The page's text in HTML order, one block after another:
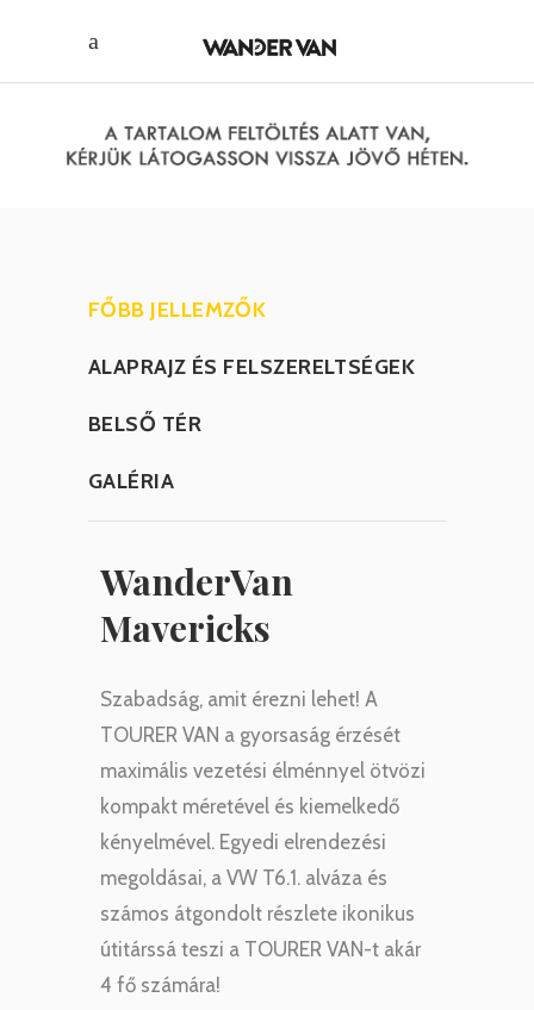
FŐBB JELLEMZŐK
ALAPRAJZ ÉS FELSZERELTSÉGEK
BELSŐ TÉR
GALÉRIA
WanderVan
Mavericks
Szabadság, amit érezni lehet! A
TOURER VAN a gyorsaság érzését
maximális vezetési élménnyel ötvözi
kompakt méretével és kiemelkedő
kényelmével. Egyedi elrendezési
megoldásai, a VW T6.1. alváza és
számos átgondolt részlete ikonikus
útitárssá teszi a TOURER VAN-t akár
4 fő számára!